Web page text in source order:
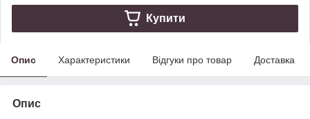
Купити
Опис Характеристики Відгуки про товар Доставка
Опис